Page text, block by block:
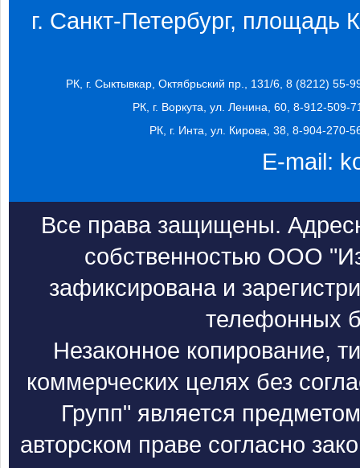
г. Санкт-Петербург, площадь
РК, г. Сыктывкар, Октябрьский пр., 131/6, 8 (8212) 55-
РК, г. Воркута, ул. Ленина, 60, 8-912-509-
РК, г. Инта, ул. Кирова, 38, 8-904-270-
E-mail:
Все права защищены.
собственностью ООО
зафиксирована и
телефонных
Незаконное копирование,
коммерческих целях без
Групп" является
авторском праве согласно